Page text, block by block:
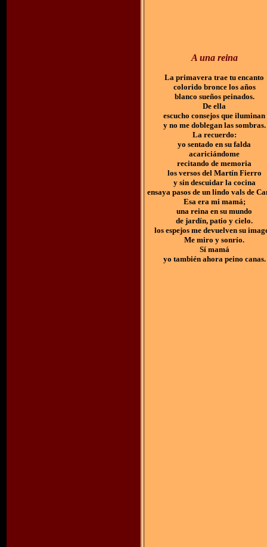
A una reina
La primavera trae tu encanto
colorido bronce los años
blanco sueños peinados.
De ella
escucho consejos que iluminan
y no me doblegan las sombras.
La recuerdo:
yo sentado en su falda
acariciándome
recitando de memoria
los versos del Martín Fierro
y sin descuidar la cocina
ensaya pasos de un lindo vals de
Esa era mi mamá;
una reina en su mundo
de jardín, patio y cielo.
los espejos me devuelven su
Me miro y sonrío.
Sí mamá
yo también ahora peino canas.